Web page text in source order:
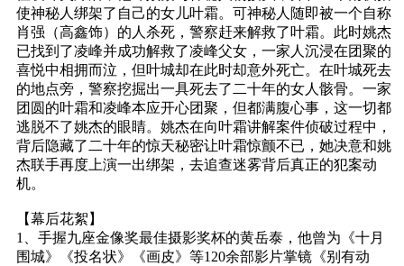
使神秘人绑架了自己的女儿叶霜。可神秘人随即被一个自称
肖强（高鑫饰）的人杀死，警察赶来解救了叶霜。此时姚杰
已找到了凌峰并成功解救了凌峰父女，一家人沉浸在团聚的
喜悦中相拥而泣，但叶城却在此时却意外死亡。在叶城死去
的地点旁，警察挖掘出一具死去了二十年的女人骸骨。一家
团圆的叶霜和凌峰本应开心团聚，但都满腹心事，这一切都
逃脱不了姚杰的眼睛。姚杰在向叶霜讲解案件侦破过程中，
背后隐藏了二十年的惊天秘密让叶霜惊颤不已，她决意和姚
杰联手再度上演一出绑架，去追查迷雾背后真正的犯案动
机。
【幕后花絮】
1、手握九座金像奖最佳摄影奖杯的黄岳泰，他曾为《十月
围城》《投名状》《画皮》等120余部影片掌镜《别有动